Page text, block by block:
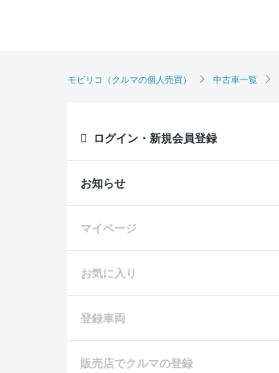
モビリコ（クルマの個人売買） 中古車一覧
ログイン・新規会員登録
お知らせ
マイページ
お気に入り
登録車両
販売店でクルマの登録